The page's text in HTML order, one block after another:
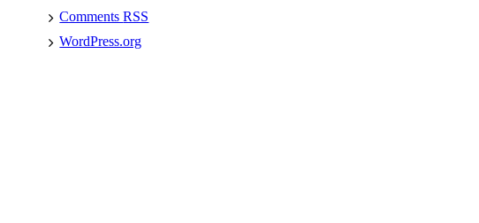
CommentsRSS
WordPress.org